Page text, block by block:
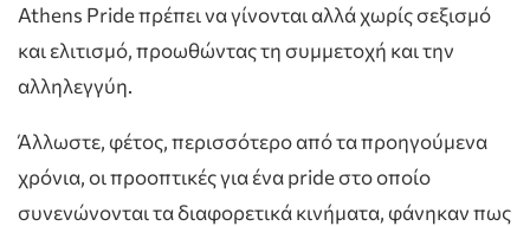
Athens Pride πρέπει να γίνονται αλλά χωρίς σεξισμό
και ελιτισμό, προωθώντας τη συμμετοχή και την
αλληλεγγύη.
Άλλωστε, φέτος, περισσότερο από τα προηγούμενα
χρόνια, οι προοπτικές για ένα pride στο οποίο
συνενώνονται τα διαφορετικά κινήματα, φάνηκαν πως